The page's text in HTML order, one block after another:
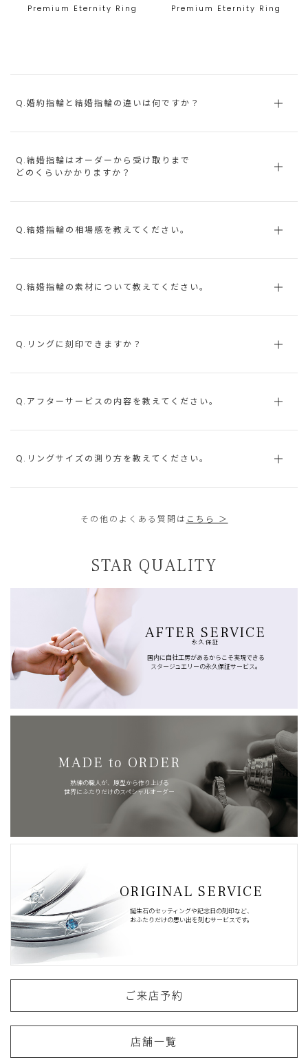
Premium Eternity Ring Premium Eternity Ring
Q.婚約指輪と結婚指輪の違いは何ですか？
Q.結婚指輪はオーダーから受け取りまで
どのくらいかかりますか？
Q.結婚指輪の相場感を教えてください。
Q.結婚指輪の素材について教えてください。
Q.リングに刻印できますか？
Q.アフターサービスの内容を教えてください。
Q.リングサイズの測り方を教えてください。
その他のよくある質問は こちら ＞
STAR QUALITY
AFTER SERVICE
永久保証
国内に自社工房があるからこそ実現できる
スタージュエリーの永久保証サービス。
MADE to ORDER
熟練の職人が、原型から作り上げる
世界にふたりだけのスペシャルオーダー
ORIGINAL SERVICE
誕生石のセッティングや記念日の刻印など、
おふたりだけの思い出を刻むサービスです。
ご来店予約
店舗一覧